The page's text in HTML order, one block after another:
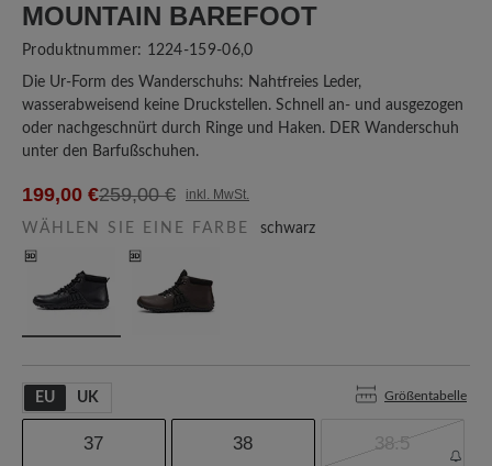
MOUNTAIN BAREFOOT
Produktnummer: 1224-159-06,0
Die Ur-Form des Wanderschuhs: Nahtfreies Leder,
wasserabweisend keine Druckstellen. Schnell an- und ausgezogen
oder nachgeschnürt durch Ringe und Haken. DER Wanderschuh
unter den Barfußschuhen.
199,00 €259,00 € inkl. MwSt.
WÄHLEN SIE EINE FARBE schwarz
EU UK Größentabelle
37 38 38.5